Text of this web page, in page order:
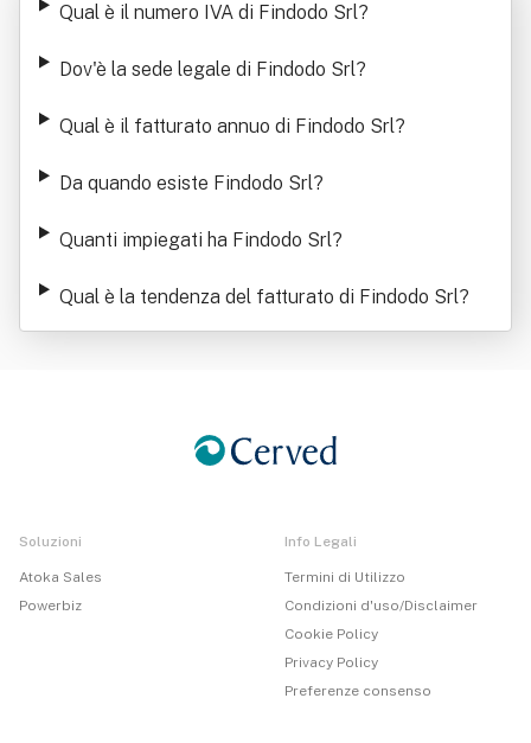
Qual è il numero IVA di Findodo Srl?
Dov'è la sede legale di Findodo Srl?
Qual è il fatturato annuo di Findodo Srl?
Da quando esiste Findodo Srl?
Quanti impiegati ha Findodo Srl?
Qual è la tendenza del fatturato di Findodo Srl?
Soluzioni
Atoka Sales
Powerbiz
Info Legali
Termini di Utilizzo
Condizioni d'uso/Disclaimer
Cookie Policy
Privacy Policy
Preferenze consenso